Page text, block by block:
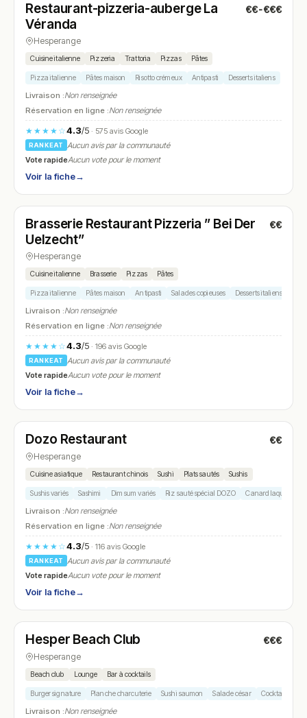
N° 18
Restaurant-pizzeria-auberge La
Véranda
€€-€€€
Hesperange
Cuisine italienne Pizzeria Trattoria Pizzas Pâtes
Pizza italienne Pâtes maison Risotto crémeux Antipasti Desserts italiens
Livraison :Non renseignée
Réservation en ligne :Non renseignée
★★★★☆4.3/5· 575 avis Google
RANKEAT
Aucun avis par la communauté
Vote rapideAucun vote pour le moment
Voir la fiche→
N° 19
Brasserie Restaurant Pizzeria ” Bei Der
Uelzecht”
€€
Hesperange
Cuisine italienne Brasserie Pizzas Pâtes
Pizza italienne Pâtes maison Antipasti Salades copieuses Desserts italiens
Livraison :Non renseignée
Réservation en ligne :Non renseignée
★★★★☆4.3/5· 196 avis Google
RANKEAT
Aucun avis par la communauté
Vote rapideAucun vote pour le moment
Voir la fiche→
N° 20
Dozo Restaurant €€
Hesperange
Cuisine asiatique Restaurant chinois Sushi Plats sautés Sushis
Sushis variés Sashimi Dim sum variés Riz sauté spécial DOZO Canard laqué
Livraison :Non renseignée
Réservation en ligne :Non renseignée
★★★★☆4.3/5· 116 avis Google
RANKEAT
Aucun avis par la communauté
Vote rapideAucun vote pour le moment
Voir la fiche→
N° 21
Hesper Beach Club €€€
Hesperange
Beach club Lounge Bar à cocktails
Burger signature Planche charcuterie Sushi saumon Salade césar Cocktail
Livraison :Non renseignée